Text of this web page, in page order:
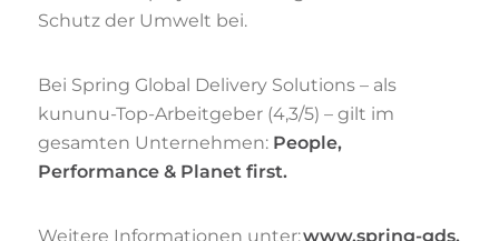
Schutz der Umwelt bei.
Bei Spring Global Delivery Solutions – als
kununu-Top-Arbeitgeber (4,3/5) – gilt im
gesamten Unternehmen: People,
Performance & Planet first.
Weitere Informationen unter:www.spring-gds.